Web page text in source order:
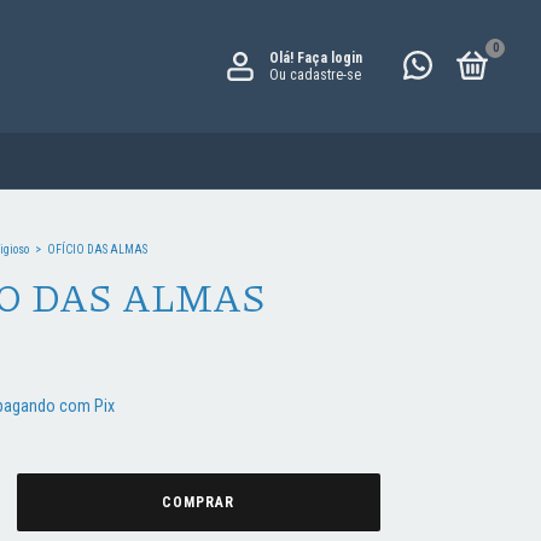
Olá! Faça login
Ou cadastre-se
0
> OFÍCIO DAS ALMAS
DAS ALMAS
com Pix